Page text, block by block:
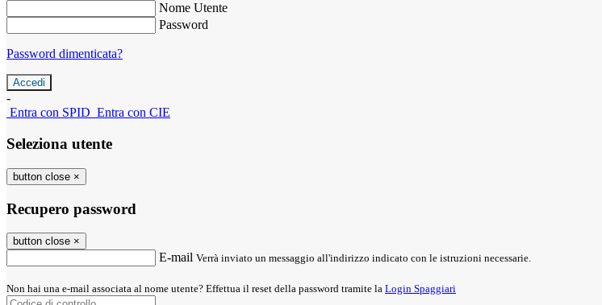
Nome Utente
Password
Password dimenticata?
-
Entra con SPID Entra con CIE
Seleziona utente
button close ×
Recupero password
button close ×
E-mail Verrà inviato un messaggio all'indirizzo indicato con le istruzioni necessarie.
Non hai una e-mail associata al nome utente? Effettua il reset della password tramite la Login Spaggiari